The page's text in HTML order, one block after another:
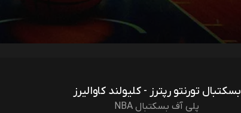
بسکتبال تورنتو رپترز - کلیولند کاوالیرز
پلی آف بسکتبال NBA